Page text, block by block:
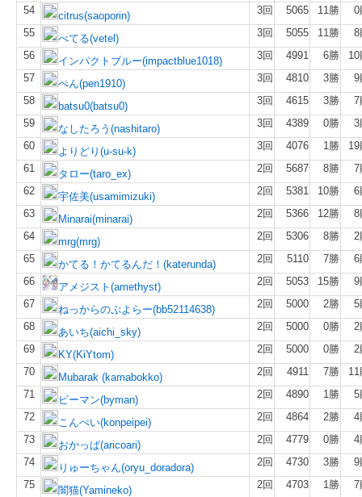
54
citrus(saoporin) 3回 5065 11勝
0
55
べてる(vetel) 3回 5055 11勝
8
56
インパクトブルー(impactblue1018) 3回 4991 6勝
10
57
ぺん(pen1910) 3回 4810 3勝
9
58
batsu0(batsu0) 3回 4615 3勝
7
59
なしたろう(nashitaro) 3回 4389 0勝
3
60
よりどり(u-su-k) 3回 4076 1勝
19
61
タロー(taro_ex) 2回 5687 8勝
7
62
宇佐美(usamimizuki) 2回 5381 10勝
6
63
Minarai(minarai) 2回 5366 12勝
8
64
mrg(mrg) 2回 5306 8勝
2
65
かてる！かてるんだ！(katerunda) 2回 5110 7勝
6
66
アメジスト(amethyst) 2回 5053 15勝
9
67
ねっからのぷよらー(bb52114638) 2回 5000 2勝
5
68
あいち(aichi_sky) 2回 5000 0勝
2
69
KY(KiYtom) 2回 5000 0勝
2
70
Mubarak (kamabokko) 2回 4911 7勝
11
71
ビーマン(byman) 2回 4890 1勝
5
72
こんぺい(konpeipei) 2回 4864 2勝
4
73
おかっぱ(aricoari) 2回 4779 0勝
4
74
りゅーちゃん(oryu_doradora) 2回 4730 3勝
9
75
闇猫(Yamineko) 2回 4703 1勝
7